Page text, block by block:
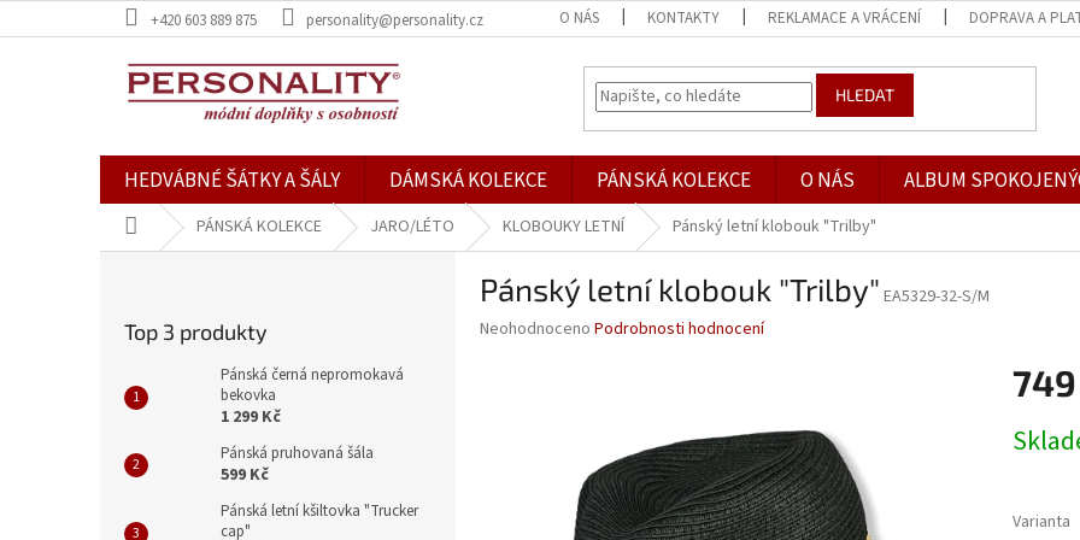
na
+420 603 889 875 personality@personality.cz O NÁS KONTAKTY REKLAMACE A VRÁCENÍ DOPRAVA A
HLEDAT
HEDVÁBNÉ ŠÁTKY A ŠÁLY DÁMSKÁ KOLEKCE PÁNSKÁ KOLEKCE O NÁS ALBUM
Domů PÁNSKÁ KOLEKCE JARO/LÉTO KLOBOUKY LETNÍ Pánský letní klobouk "Trilby"
Top 3 produkty
Pánská černá nepromokavá
bekovka
1 299 Kč
Pánská pruhovaná šála
599 Kč
Pánská letní kšiltovka "Trucker
cap"
Pánský letní klobouk "Trilby" EA5329-32-S/M
Průměrné
Neohodnoceno Podrobnosti hodnocení
cena:
Varianta